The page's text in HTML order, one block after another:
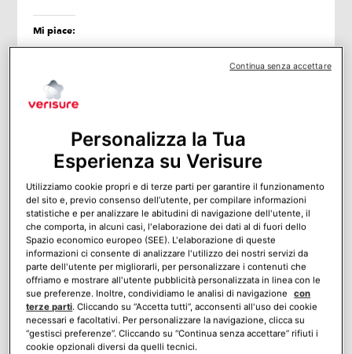
Mi piace:
Difendi la tua famiglia dagli intrusi con
l’antifurto wireless di Verisure
Controlla subito cosa accade tra le
mura domestiche: la tua sicurezza e
quella dei tuoi cari non ha prezzo!
Hai bisogno di un allarme?Calcola
ora il tuo preventivo gratuito
Personalizza la Tua
Esperienza su Verisure
Utilizziamo cookie propri e di terze parti per garantire il funzionamento
del sito e, previo consenso dell’utente, per compilare informazioni
statistiche e per analizzare le abitudini di navigazione dell'utente, il
che comporta, in alcuni casi, l'elaborazione dei dati al di fuori dello
Spazio economico europeo (SEE). L'elaborazione di queste
informazioni ci consente di analizzare l'utilizzo dei nostri servizi da
parte dell'utente per migliorarli, per personalizzare i contenuti che
offriamo e mostrare all'utente pubblicità personalizzata in linea con le
sue preferenze. Inoltre, condividiamo le analisi di navigazione
con
terze parti. Cliccando su “Accetta tutti”, acconsenti all'uso dei cookie
necessari e facoltativi. Per personalizzare la navigazione, clicca su
“gestisci preferenze”. Cliccando su “Continua senza accettare” rifiuti i
cookie opzionali diversi da quelli tecnici.
Continua senza accettare